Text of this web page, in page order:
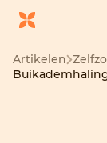
Artikelen